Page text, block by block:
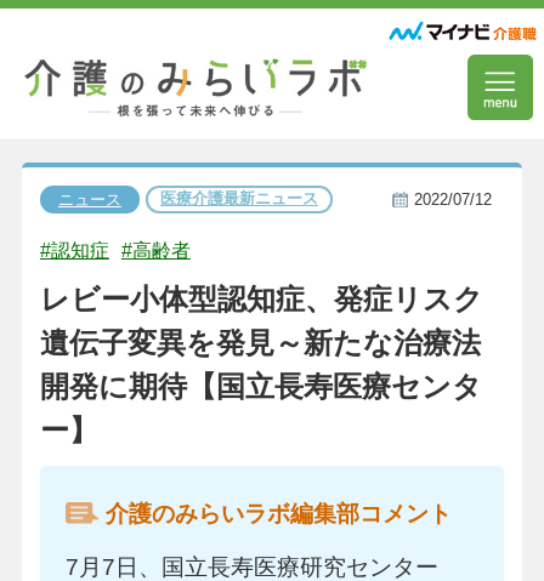
ニュース 医療介護最新ニュース 2022/07/12
#認知症 #高齢者
レビー小体型認知症、発症リスク
遺伝子変異を発見～新たな治療法
開発に期待【国立長寿医療センタ
ー】
介護のみらいラボ編集部コメント
7月7日、国立長寿医療研究センター